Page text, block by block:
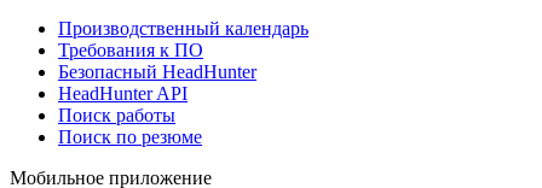
Производственный календарь
Требования к ПО
Безопасный HeadHunter
HeadHunter API
Поиск работы
Поиск по резюме
Мобильное приложение